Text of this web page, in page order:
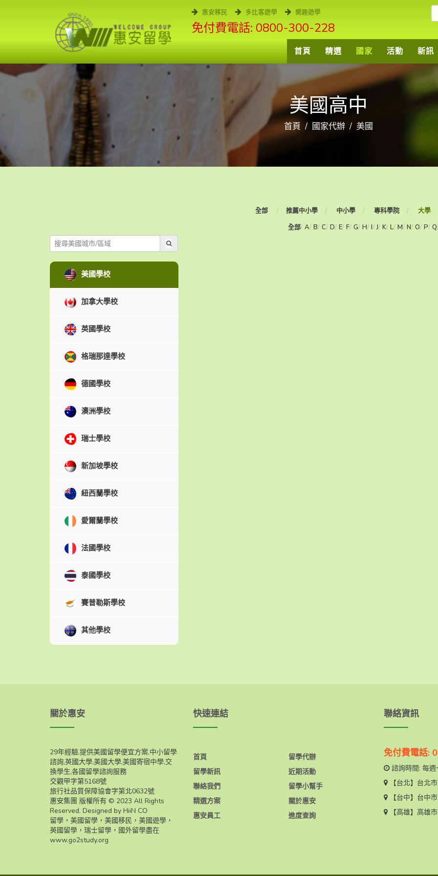
惠安移民 多比客遊學 嚮趣遊學
免付費電話: 0800-300-228
首頁 精選 國家 活動 新訊
美國高中
首頁 國家代辦 美國
美國學校
加拿大學校
英國學校
格瑞那達學校
德國學校
澳洲學校
瑞士學校
新加坡學校
紐西蘭學校
愛爾蘭學校
法國學校
泰國學校
賽普勒斯學校
其他學校
全部 推薦中小學 中小學 專科學院 大學
全部 A B C D E F G H I J K L M N O P Q
關於惠安
29年經驗,提供美國留學便宜方案,中小留學
諮詢,英國大學,美國大學,美國寄宿中學,交
換學生,各國留學諮詢服務
交觀甲字第5168號
旅行社品質保障協會字第北0632號
惠安集團 版權所有 © 2023 All Rights
Reserved. Designed by HiiN CO
留學，美國留學，美國移民，美國遊學，
英國留學，瑞士留學，國外留學盡在
www.go2study.org
快速連結
首頁
留學新訊
聯絡我們
精選方案
惠安員工
留學代辦
近期活動
留學小幫手
關於惠安
進度查詢
聯絡資訊
免付費電話:
諮詢時間: 每週
【台北】 台北
【台中】 台中
【高雄】 高雄